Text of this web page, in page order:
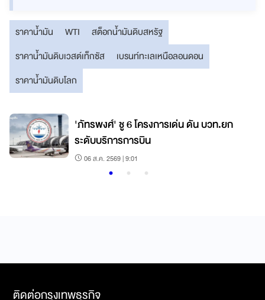
ราคาน้ำมัน WTI
สต็อกน้ำมันดิบสหรัฐ
ราคาน้ำมันดิบเวสต์เท็กซัส
เบรนท์ทะเลเหนือลอนดอน
ราคาน้ำมันดิบโลก
'ภัทรพงศ์' ชู 6 โครงการเด่น ดัน บวท.ยก
ระดับบริการการบิน
06 ส.ค. 2569 | 9:01
ติดต่อกรุงเทพธุรกิจ